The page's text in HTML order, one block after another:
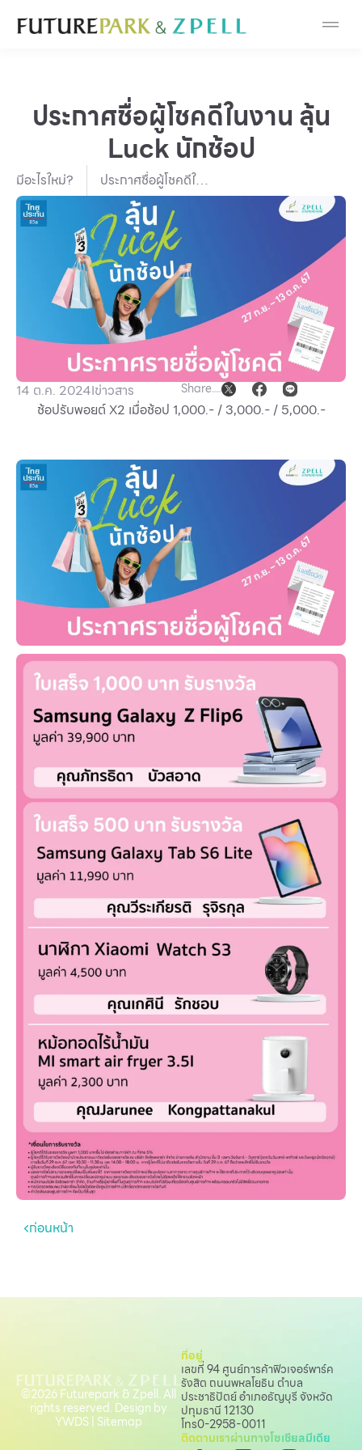
Cosmetic
Fashion
Furniture
Gold & Jewelry
Mobile
Other
Service
Superstores
สมาชิก F-MEMBER
ข้อเสนอพิเศษ
สำหรับนักท่องเที่ยว
มีอะไรใหม่
แผนผังร้านค้า
บริการ
เพื่อสังคม
ฟิวเจอร์ซิตี้
เกี่ยวกับเรา
ผู้เช่าพื้นที่
ร่วมงานกับเรา
ตำแหน่งงาน
สมัครงาน
สิทธิประโยชน์ที่ฟิวเจอร์พาร์ค
ประกาศชื่อผู้โชคดีในงาน ลุ้น
Luck นักช้อป
มีอะไรใหม่?
ประกาศชื่อผู้โชคดีใน
งาน ลุ้น Luck นักช้อป
14 ต.ค. 2024Iข่าวสาร Share
ช้อปรับพอยต์ X2 เมื่อช้อป 1,000.- / 3,000.- / 5,000.-
ก่อนหน้า
ที่อยู่
เลขที่ 94 ศูนย์การค้าฟิวเจอร์พาร์ค
รังสิต ถนนพหลโยธิน ตำบล
ประชาธิปัตย์ อำเภอธัญบุรี จังหวัด
ปทุมธานี 12130
โทร0-2958-0011
ติดตามเราผ่านทางโซเชียลมีเดีย
©2026 Futurepark & Zpell. All
rights reserved. Design by
YWDS| Sitemap